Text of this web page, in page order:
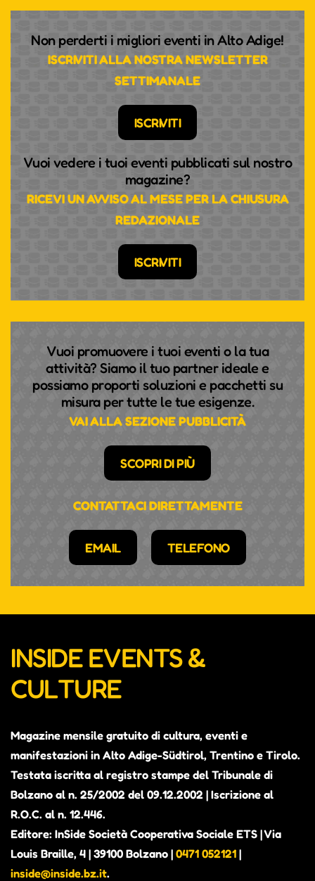
Non perderti i migliori eventi in Alto Adige!
ISCRIVITI ALLA NOSTRA NEWSLETTER
SETTIMANALE
ISCRIVITI
Vuoi vedere i tuoi eventi pubblicati sul nostro
magazine?
RICEVI UN AVVISO AL MESE PER LA CHIUSURA
REDAZIONALE
ISCRIVITI
Vuoi promuovere i tuoi eventi o la tua
attività? Siamo il tuo partner ideale e
possiamo proporti soluzioni e pacchetti su
misura per tutte le tue esigenze.
VAI ALLA SEZIONE PUBBLICITÀ
SCOPRI DI PIÙ
CONTATTACI DIRETTAMENTE
EMAIL TELEFONO
INSIDE EVENTS &
CULTURE
Magazine mensile gratuito di cultura, eventi e
manifestazioni in Alto Adige-Südtirol, Trentino e Tirolo.
Testata iscritta al registro stampe del Tribunale di
Bolzano al n. 25/2002 del 09.12.2002 | Iscrizione al
R.O.C. al n. 12.446.
Editore: InSide Società Cooperativa Sociale ETS | Via
Louis Braille, 4 | 39100 Bolzano | 0471 052121 |
inside@inside.bz.it.